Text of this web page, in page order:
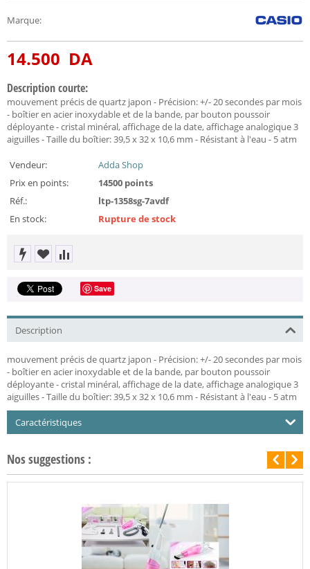
Marque:
14.500 DA
Description courte:
mouvement précis de quartz japon - Précision: +/- 20 secondes par mois
- boîtier en acier inoxydable et de la bande, par bouton poussoir
déployante - cristal minéral, affichage de la date, affichage analogique 3
aiguilles - Taille du boîtier: 39,5 x 32 x 10,6 mm - Résistant à l'eau - 5 atm
Vendeur:
Adda Shop
Prix en points:
14500 points
Réf.:
ltp-1358sg-7avdf
En stock:
Rupture de stock
Save
Description
mouvement précis de quartz japon - Précision: +/- 20 secondes par mois
- boîtier en acier inoxydable et de la bande, par bouton poussoir
déployante - cristal minéral, affichage de la date, affichage analogique 3
aiguilles - Taille du boîtier: 39,5 x 32 x 10,6 mm - Résistant à l'eau - 5 atm
Caractéristiques
Nos suggestions :